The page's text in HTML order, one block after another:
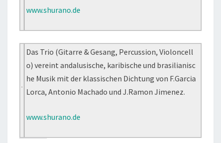
www.shurano.de
Das Trio (Gitarre & Gesang, Percussion, Violoncell
o) vereint andalusische, karibische und brasilianisc
he Musik mit der klassischen Dichtung von F.Garcia
Lorca, Antonio Machado und J.Ramon Jimenez.
www.shurano.de